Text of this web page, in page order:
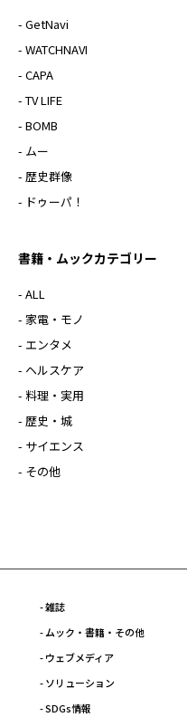
- GetNavi
- WATCHNAVI
- CAPA
- TV LIFE
- BOMB
- ムー
- 歴史群像
- ドゥーパ！
書籍・ムックカテゴリー
- ALL
- 家電・モノ
- エンタメ
- ヘルスケア
- 料理・実用
- 歴史・城
- サイエンス
- その他
- 雑誌
- ムック・書籍・その他
- ウェブメディア
- ソリューション
- SDGs情報